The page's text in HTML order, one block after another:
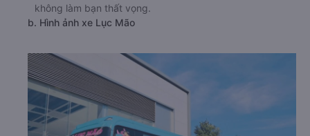
không làm bạn thất vọng.
b. Hình ảnh xe Lục Mão